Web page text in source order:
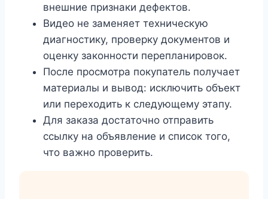
внешние признаки дефектов.
Видео не заменяет техническую
диагностику, проверку документов и
оценку законности перепланировок.
После просмотра покупатель получает
материалы и вывод: исключить объект
или переходить к следующему этапу.
Для заказа достаточно отправить
ссылку на объявление и список того,
что важно проверить.